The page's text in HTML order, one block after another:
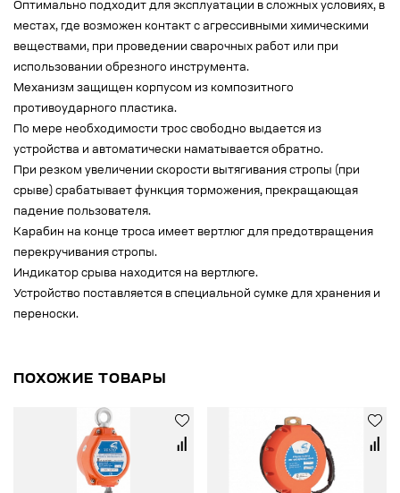
Оптимально подходит для эксплуатации в сложных условиях, в
местах, где возможен контакт с агрессивными химическими
веществами, при проведении сварочных работ или при
использовании обрезного инструмента.
Механизм защищен корпусом из композитного
противоударного пластика.
По мере необходимости трос свободно выдается из
устройства и автоматически наматывается обратно.
При резком увеличении скорости вытягивания стропы (при
срыве) срабатывает функция торможения, прекращающая
падение пользователя.
Карабин на конце троса имеет вертлюг для предотвращения
перекручивания стропы.
Индикатор срыва находится на вертлюге.
Устройство поставляется в специальной сумке для хранения и
переноски.
ПОХОЖИЕ ТОВАРЫ